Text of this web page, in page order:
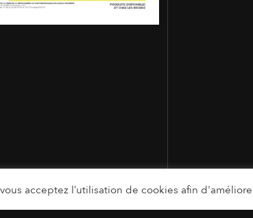
acceptez l’utilisation de cookies afin